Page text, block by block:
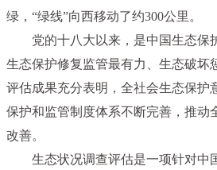
绿，“绿线”向西移动了约300公里。
党的十八大以来，是中国生态保
生态保护修复监管最有力、生态破坏
评估成果充分表明，全社会生态保护
保护和监管制度体系不断完善，推动
改善。
生态状况调查评估是一项针对中